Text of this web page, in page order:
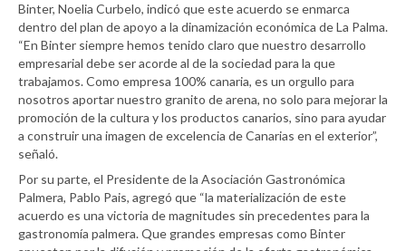
Binter, Noelia Curbelo, indicó que este acuerdo se enmarca
dentro del plan de apoyo a la dinamización económica de La Palma.
“En Binter siempre hemos tenido claro que nuestro desarrollo
empresarial debe ser acorde al de la sociedad para la que
trabajamos. Como empresa 100% canaria, es un orgullo para
nosotros aportar nuestro granito de arena, no solo para mejorar la
promoción de la cultura y los productos canarios, sino para ayudar
a construir una imagen de excelencia de Canarias en el exterior”,
señaló.
Por su parte, el Presidente de la Asociación Gastronómica
Palmera, Pablo Pais, agregó que “la materialización de este
acuerdo es una victoria de magnitudes sin precedentes para la
gastronomía palmera. Que grandes empresas como Binter